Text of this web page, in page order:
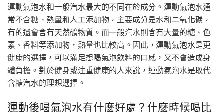
運動氣泡水和一般汽水最大的不同在於成分。運動氣泡水通
常不含糖、熱量和人工添加物，主要成分是水和二氧化碳，
有的還會含有天然礦物質。而一般汽水則含有大量的糖、色
素、香料等添加物，熱量也比較高。因此，運動氣泡水是更
健康的選擇，可以滿足想喝氣泡飲料的口感，又不會造成身
體負擔。對於健身或注重健康的人來說，運動氣泡水是取代
含糖汽水的理想選擇。
運動後喝氣泡水有什麼好處？什麼時候喝比